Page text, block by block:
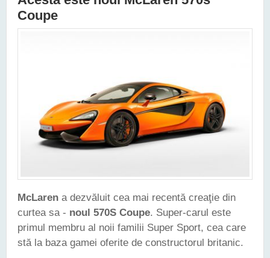
Coupe
McLaren a dezvăluit cea mai recentă creaţie din
curtea sa - noul 570S Coupe. Super-carul este
primul membru al noii familii Super Sport, cea care
stă la baza gamei oferite de constructorul britanic.